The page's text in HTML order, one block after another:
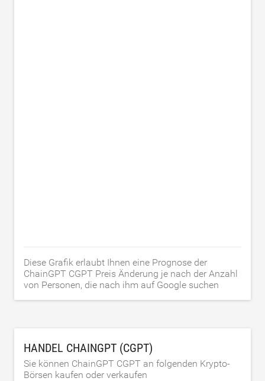
Diese Grafik erlaubt Ihnen eine Prognose der
ChainGPT CGPT Preis Änderung je nach der Anzahl
von Personen, die nach ihm auf Google suchen
HANDEL CHAINGPT (CGPT)
Sie können ChainGPT CGPT an folgenden Krypto-
Börsen kaufen oder verkaufen